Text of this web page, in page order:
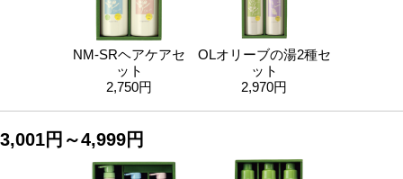
NM-SRヘアケアセ
ット
2,750円
OLオリーブの湯2種セ
ット
2,970円
3,001円～4,999円